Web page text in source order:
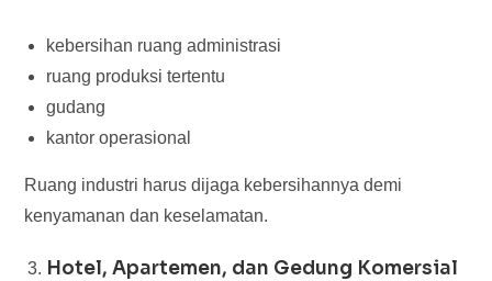
kebersihan ruang administrasi
ruang produksi tertentu
gudang
kantor operasional
Ruang industri harus dijaga kebersihannya demi
kenyamanan dan keselamatan.
Hotel, Apartemen, dan Gedung Komersial